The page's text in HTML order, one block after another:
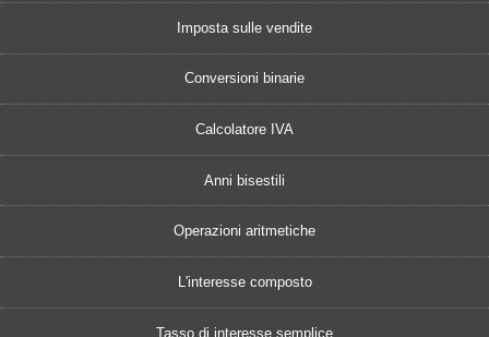
Imposta sulle vendite
Conversioni binarie
Calcolatore IVA
Anni bisestili
Operazioni aritmetiche
L'interesse composto
Tasso di interesse semplice